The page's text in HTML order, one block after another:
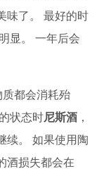
味了。 最好的时
显。 一年后会
质都会消耗殆
状态时尼斯酒 ，
续。 如果使用陶
酒损失都会在